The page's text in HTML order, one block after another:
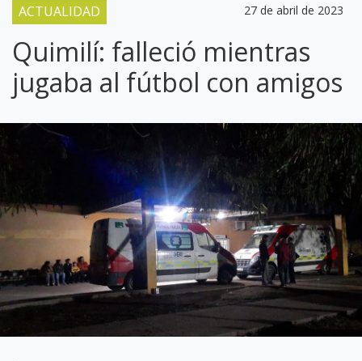
ACTUALIDAD 27 de abril de 2023
Quimilí: falleció mientras
jugaba al fútbol con amigos